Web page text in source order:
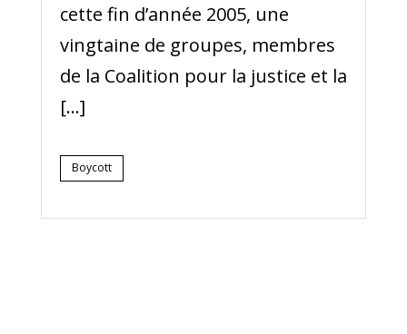
cette fin d’année 2005, une
vingtaine de groupes, membres
de la Coalition pour la justice et la
[…]
Boycott